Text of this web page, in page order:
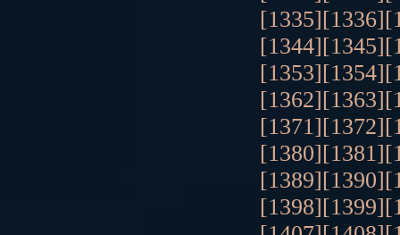
[1335][1336]
[1344][1345]
[1353][1354]
[1362][1363]
[1371][1372]
[1380][1381]
[1389][1390]
[1398][1399]